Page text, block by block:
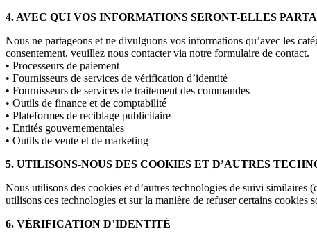
4. AVEC QUI VOS INFORMATIONS SERONT-ELLES
Nous ne partageons et ne divulguons vos informations qu’avec les
consentement, veuillez nous contacter via notre formulaire de contact.
• Processeurs de paiement
• Fournisseurs de services de vérification d’identité
• Fournisseurs de services de traitement des commandes
• Outils de finance et de comptabilité
• Plateformes de reciblage publicitaire
• Entités gouvernementales
• Outils de vente et de marketing
5. UTILISONS-NOUS DES COOKIES ET D’AUTRES
Nous utilisons des cookies et d’autres technologies de suivi similaires
utilisons ces technologies et sur la manière de refuser certains cookies
6. VÉRIFICATION D’IDENTITÉ